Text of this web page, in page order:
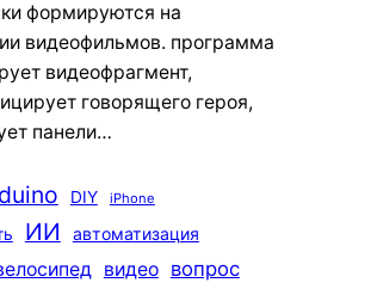
формируются на
видеофильмов. программа
видеофрагмент,
говорящего героя,
панели…
DIY iPhone
ИИ автоматизация
видео вопрос